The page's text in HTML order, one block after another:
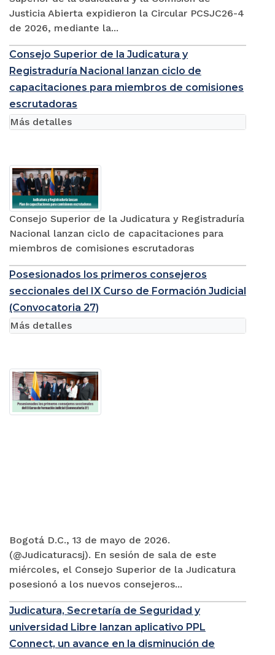
Justicia Abierta expidieron la Circular PCSJC26-4
de 2026, mediante la...
Consejo Superior de la Judicatura y
Registraduría Nacional lanzan ciclo de
capacitaciones para miembros de comisiones
escrutadoras
Consejo Superior de la Judicatura y Registraduría
Nacional lanzan ciclo de capacitaciones para
miembros de comisiones escrutadoras
Más detalles
Posesionados los primeros consejeros
seccionales del IX Curso de Formación Judicial
(Convocatoria 27)
Bogotá D.C., 13 de mayo de 2026.
(@Judicaturacsj). En sesión de sala de este
miércoles, el Consejo Superior de la Judicatura
posesionó a los nuevos consejeros...
Más detalles
Judicatura, Secretaría de Seguridad y
universidad Libre lanzan aplicativo PPL
Connect, un avance en la disminución de